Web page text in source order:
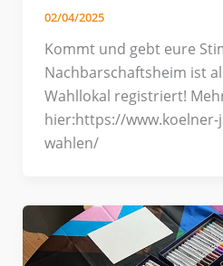
02/04/2025
Kommt und gebt eure
Nachbarschaftsheim ist
Wahllokal registriert!
hier:https://
wahlen/